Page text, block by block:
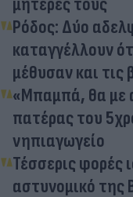
Ρόδος: Δύο
καταγγέλλουν
μέθυσαν και τις
«Μπαμπά, θα με
πατέρας του
νηπιαγωγείο
Τέσσερις φορές
αστυνομικό της